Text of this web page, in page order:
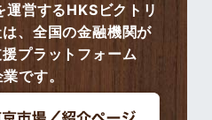
運営するHKSビクトリ
、全国の金融機関が
プラットフォーム
です。